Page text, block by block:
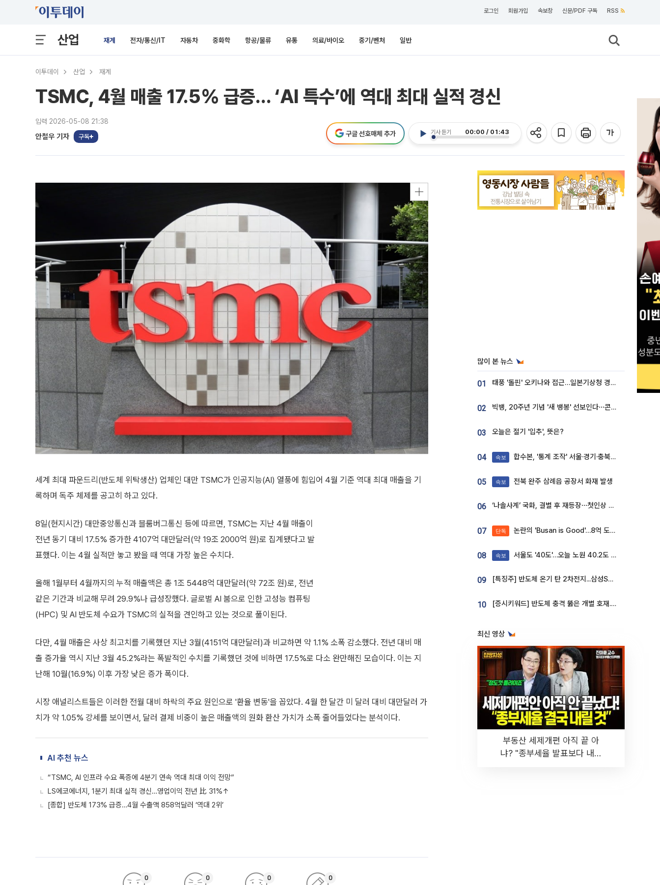
로그인 회원가입 속보창 신문/PDF 구독 RSS
산업 재계 전자/통신/IT 자동차 중화학 항공/물류 유통 의료/바이오 중기/벤처 일반
이투데이 산업 재계
TSMC, 4월 매출 17.5% 급증… ‘AI 특수’에 역대 최대 실적 경신
입력 2026-05-08 21:38
안철우 기자 구독
기사 듣기 00:00 / 01:43
구글 선호매체 추가
세계 최대 파운드리(반도체 위탁생산) 업체인 대만 TSMC가 인공지능(AI) 열풍에 힘입어 4월 기준 역대 최대 매출을 기
록하며 독주 체제를 공고히 하고 있다.
8일(현지시간) 대만중앙통신과 블룸버그통신 등에 따르면, TSMC는 지난 4월 매출이
전년 동기 대비 17.5% 증가한 4107억 대만달러(약 19조 2000억 원)로 집계됐다고 발
표했다. 이는 4월 실적만 놓고 봤을 때 역대 가장 높은 수치다.
올해 1월부터 4월까지의 누적 매출액은 총 1조 5448억 대만달러(약 72조 원)로, 전년
같은 기간과 비교해 무려 29.9%나 급성장했다. 글로벌 AI 붐으로 인한 고성능 컴퓨팅
(HPC) 및 AI 반도체 수요가 TSMC의 실적을 견인하고 있는 것으로 풀이된다.
다만, 4월 매출은 사상 최고치를 기록했던 지난 3월(4151억 대만달러)과 비교하면 약 1.1% 소폭 감소했다. 전년 대비 매
출 증가율 역시 지난 3월 45.2%라는 폭발적인 수치를 기록했던 것에 비하면 17.5%로 다소 완만해진 모습이다. 이는 지
난해 10월(16.9%) 이후 가장 낮은 증가 폭이다.
시장 애널리스트들은 이러한 전월 대비 하락의 주요 원인으로 '환율 변동'을 꼽았다. 4월 한 달간 미 달러 대비 대만달러 가
치가 약 1.05% 강세를 보이면서, 달러 결제 비중이 높은 매출액의 원화 환산 가치가 소폭 줄어들었다는 분석이다.
AI 추천 뉴스
“TSMC, AI 인프라 수요 폭증에 4분기 연속 역대 최대 이익 전망”
LS에코에너지, 1분기 최대 실적 경신…영업이익 전년 比 31%↑
[종합] 반도체 173% 급증…4월 수출액 858억달러 ‘역대 2위’
0 0 0 0
많이 본 뉴스
01 태풍 '돌핀' 오키나와 접근…일본기상청 경로 업데이트
02 빅뱅, 20주년 기념 '새 뱅봉' 선보인다⋯콘서트 앞두고 팝업 개최
03 오늘은 절기 '입추', 뜻은?
04 속보 합수본, '통계 조작' 서울·경기·충북 선관위 등 추가 압수수색
05 속보 전북 완주 삼례읍 공장서 화재 발생
06 ‘나솔사계’ 국화, 결별 후 재등장⋯첫인상 투표 휩쓸고 ‘인기녀’ 등극
07 단독 논란의 'Busan is Good'…8억 도시브랜드, 용산 대통령실 CI 업체가 수행
08 속보 서울도 '40도'…오늘 노원 40.2도 기록
09 [특징주] 반도체 온기 탄 2차전지...삼성SDI, 장 초반 7% 넘게 껑충
10 [증시키워드] 반도체 충격 뚫은 개별 호재...포스코퓨처엠·에코프로·한화솔루션 '눈길'
최신 영상
부동산 세제개편 아직 끝 아
냐? "종부세율 발표보다 내릴